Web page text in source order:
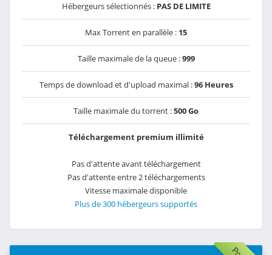
Hébergeurs sélectionnés : PAS DE LIMITE
Max Torrent en parallèle : 15
Taille maximale de la queue :999
Temps de download et d'upload maximal :96 Heures
Taille maximale du torrent :500 Go
Téléchargement premium illimité
Pas d'attente avant téléchargement
Pas d'attente entre 2 téléchargements
Vitesse maximale disponible
Plus de 300 hébergeurs supportés